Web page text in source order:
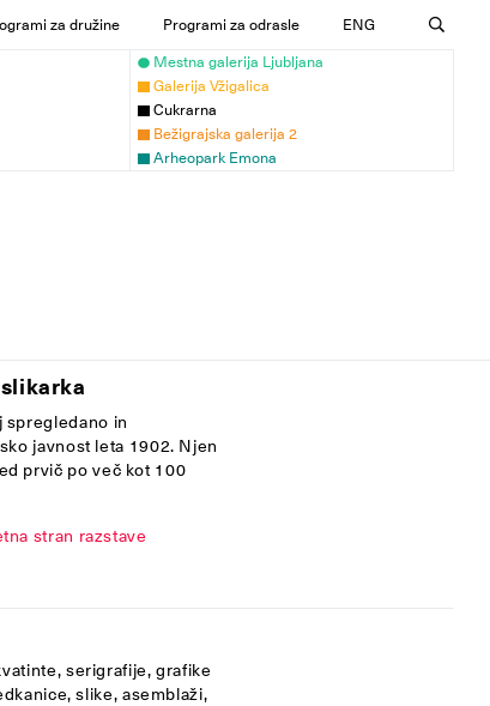
za družine Programi za odrasle
ENG
Mestna galerija Ljubljana
Galerija Vžigalica
Cukrarna
Bežigrajska galerija 2
Arheopark Emona
spregledano in
javnost leta 1902. Njen
prvič po več kot 100
stran razstave
serigrafije, grafike
slike, asemblaži,